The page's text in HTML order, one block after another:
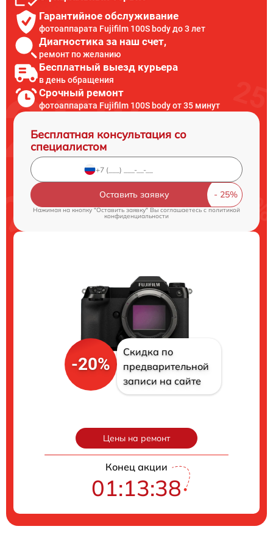
Гарантийное обслуживание
фотоаппарата Fujifilm 100S body до 3 лет
Диагностика за наш счет,
ремонт по желанию
Бесплатный выезд курьера
в день обращения
Срочный ремонт
фотоаппарата Fujifilm 100S body от 35 минут
Бесплатная консультация со
специалистом
Оставить заявку
Нажимая на кнопку "Оставить заявку" Вы соглашаетесь c политикой
конфиденциальности
-20%
Скидка по
предварительной
записи на сайте
Цены на ремонт
Конец акции
01:13:37